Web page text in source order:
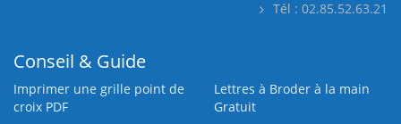
Tél : 02.85.52.63.21
Conseil & Guide
Imprimer une grille point de
croix PDF
Lettres à Broder à la main
Gratuit